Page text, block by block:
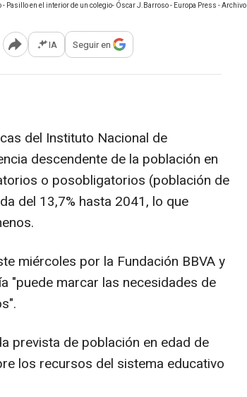
- Pasillo en el interior de un colegio- Óscar J.Barroso - Europa Press - Archivo
Abrir opciones para compartir
IA Seguir en
del Instituto Nacional de
descendente de la población en
o posobligatorios (población de
del 13,7% hasta 2041, lo que
miércoles por la Fundación BBVA y
"puede marcar las necesidades de
prevista de población en edad de
los recursos del sistema educativo